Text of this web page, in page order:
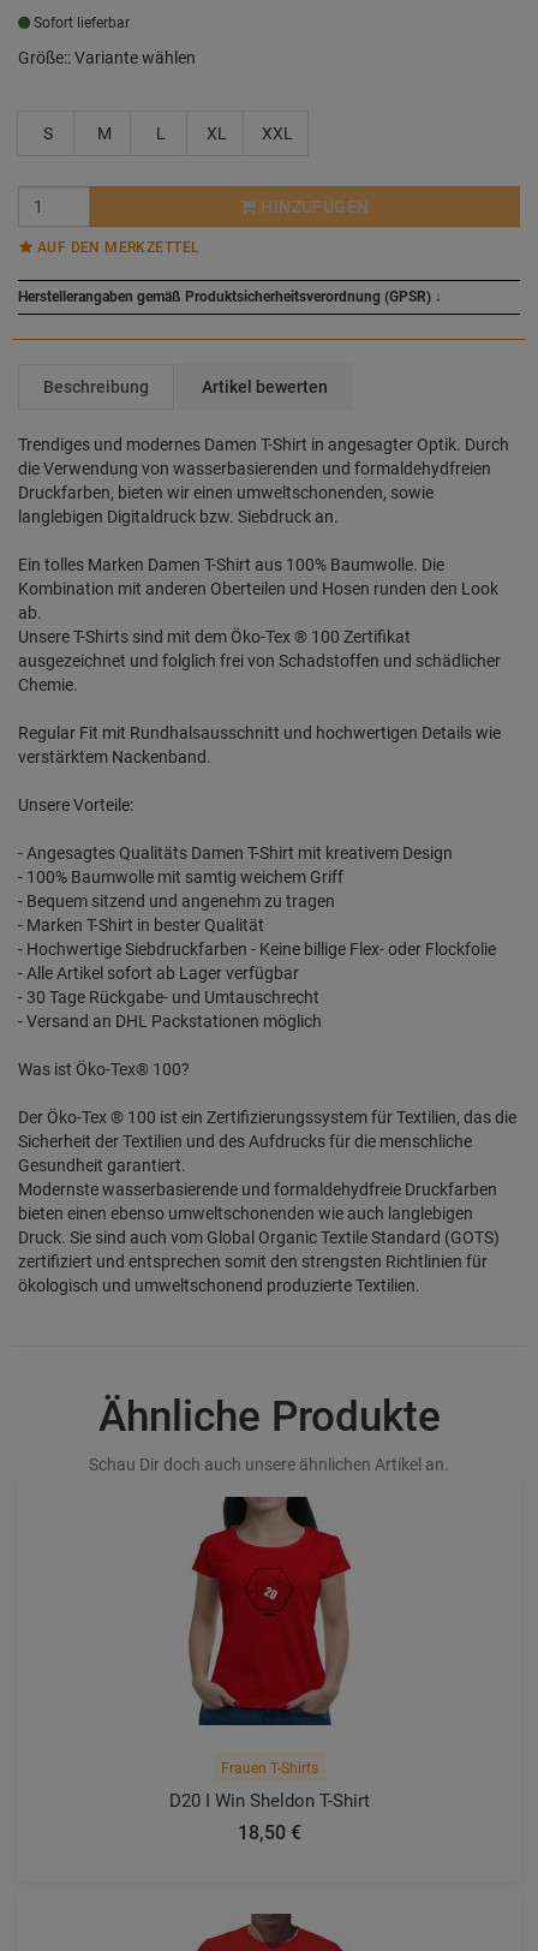
Sofort lieferbar
Größe::Variante wählen
S M L XL XXL
HINZUFÜGEN
AUF DEN MERKZETTEL
Herstellerangaben gemäß Produktsicherheitsverordnung (GPSR) ↓
Beschreibung Artikel bewerten
Trendiges und modernes Damen T-Shirt in angesagter Optik. Durch
die Verwendung von wasserbasierenden und formaldehydfreien
Druckfarben, bieten wir einen umweltschonenden, sowie
langlebigen Digitaldruck bzw. Siebdruck an.
Ein tolles Marken Damen T-Shirt aus 100% Baumwolle. Die
Kombination mit anderen Oberteilen und Hosen runden den Look
ab.
Unsere T-Shirts sind mit dem Öko-Tex ® 100 Zertifikat
ausgezeichnet und folglich frei von Schadstoffen und schädlicher
Chemie.
Regular Fit mit Rundhalsausschnitt und hochwertigen Details wie
verstärktem Nackenband.
Unsere Vorteile:
- Angesagtes Qualitäts Damen T-Shirt mit kreativem Design
- 100% Baumwolle mit samtig weichem Griff
- Bequem sitzend und angenehm zu tragen
- Marken T-Shirt in bester Qualität
- Hochwertige Siebdruckfarben - Keine billige Flex- oder Flockfolie
- Alle Artikel sofort ab Lager verfügbar
- 30 Tage Rückgabe- und Umtauschrecht
- Versand an DHL Packstationen möglich
Was ist Öko-Tex® 100?
Der Öko-Tex ® 100 ist ein Zertifizierungssystem für Textilien, das die
Sicherheit der Textilien und des Aufdrucks für die menschliche
Gesundheit garantiert.
Modernste wasserbasierende und formaldehydfreie Druckfarben
bieten einen ebenso umweltschonenden wie auch langlebigen
Druck. Sie sind auch vom Global Organic Textile Standard (GOTS)
zertifiziert und entsprechen somit den strengsten Richtlinien für
ökologisch und umweltschonend produzierte Textilien.
Ähnliche Produkte
Schau Dir doch auch unsere ähnlichen Artikel an.
Frauen T-Shirts
D20 I Win Sheldon T-Shirt
18,50 €